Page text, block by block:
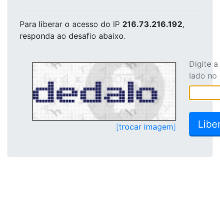
Para liberar o acesso do IP 216.73.216.192,
responda ao desafio abaixo.
[trocar imagem]
Digite
lado no